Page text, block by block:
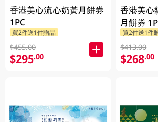
香港美心流心奶黃月餅券
1PC
買2件送1件贈品
$455.00
$295.00
香港美心
月餅券
買2件送1件
$413.00
$268.00